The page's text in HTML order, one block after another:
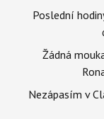
Poslední
Žádná
Nezápasím v